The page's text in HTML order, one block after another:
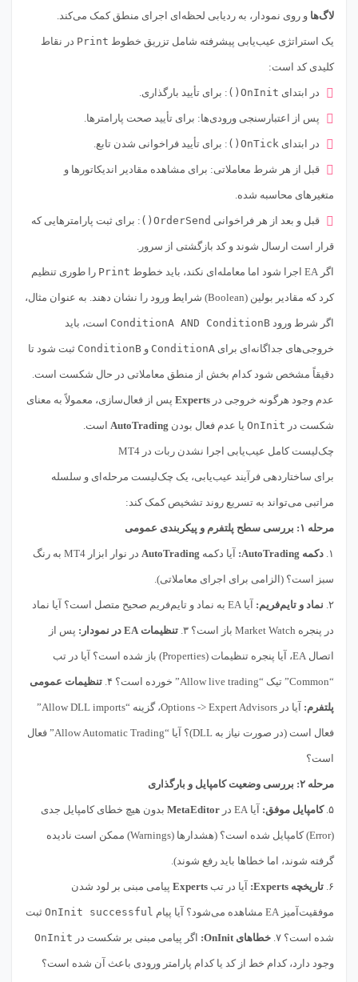
لاگ‌ها و روی نمودار، به ردیابی لحظه‌ای اجرای منطق کمک می‌کند.
یک استراتژی عیب‌یابی پیشرفته شامل تزریق خطوط Print در نقاط
کلیدی کد است:
در ابتدای OnInit() : برای تأیید بارگذاری.
پس از اعتبارسنجی ورودی‌ها: برای تأیید صحت پارامترها.
در ابتدای OnTick() : برای تأیید فراخوانی شدن تابع.
قبل از هر شرط معاملاتی: برای مشاهده مقادیر اندیکاتورها و
متغیرهای محاسبه شده.
قبل و بعد از هر فراخوانی OrderSend() : برای ثبت پارامترهایی که
قرار است ارسال شوند و کد بازگشتی از سرور.
اگر EA اجرا شود اما معامله‌ای نکند، باید خطوط Print را طوری تنظیم
کرد که مقادیر بولین (Boolean) شرایط ورود را نشان دهند. به عنوان مثال،
اگر شرط ورود ConditionA AND ConditionB است، باید
خروجی‌های جداگانه‌ای برای ConditionA و ConditionB ثبت شود تا
دقیقاً مشخص شود کدام بخش از منطق معاملاتی در حال شکست است.
عدم وجود هرگونه خروجی در Experts پس از فعال‌سازی، معمولاً به معنای
شکست در OnInit یا عدم فعال بودن AutoTrading است.
چک‌لیست کامل عیب‌یابی اجرا نشدن ربات در MT4
برای ساختاردهی فرآیند عیب‌یابی، یک چک‌لیست مرحله‌ای و سلسله
مراتبی می‌تواند به تسریع روند تشخیص کمک کند:
مرحله ۱: بررسی سطح پلتفرم و پیکربندی عمومی
۱. دکمه AutoTrading: آیا دکمه AutoTrading در نوار ابزار MT4 به رنگ
سبز است؟ (الزامی برای اجرای معاملاتی).
۲. نماد و تایم‌فریم: آیا EA به نماد و تایم‌فریم صحیح متصل است؟ آیا نماد
در پنجره Market Watch باز است؟ ۳. تنظیمات EA در نمودار: پس از
اتصال EA، آیا پنجره تنظیمات (Properties) باز شده است؟ آیا در تب
“Common” تیک “Allow live trading” خورده است؟ ۴. تنظیمات عمومی
پلتفرم: آیا در Options -> Expert Advisors، گزینه “Allow DLL imports”
فعال است (در صورت نیاز به DLL)؟ آیا “Allow Automatic Trading” فعال
است؟
مرحله ۲: بررسی وضعیت کامپایل و بارگذاری
۵. کامپایل موفق: آیا EA در MetaEditor بدون هیچ خطای کامپایل جدی
(Error) کامپایل شده است؟ (هشدارها (Warnings) ممکن است نادیده
گرفته شوند، اما خطاها باید رفع شوند).
۶. تاریخچه Experts: آیا در تب Experts پیامی مبنی بر لود شدن
موفقیت‌آمیز EA مشاهده می‌شود؟ آیا پیام OnInit successful ثبت
شده است؟ ۷. خطاهای OnInit: اگر پیامی مبنی بر شکست در OnInit
وجود دارد، کدام خط از کد یا کدام پارامتر ورودی باعث آن شده است؟